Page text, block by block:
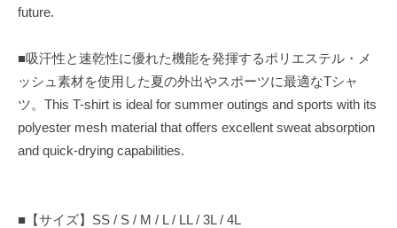
future.
■吸汗性と速乾性に優れた機能を発揮するポリエステル・メ
ッシュ素材を使用した夏の外出やスポーツに最適なTシャ
ツ。This T-shirt is ideal for summer outings and sports with its
polyester mesh material that offers excellent sweat absorption
and quick-drying capabilities.
■【サイズ】SS / S / M / L / LL / 3L / 4L